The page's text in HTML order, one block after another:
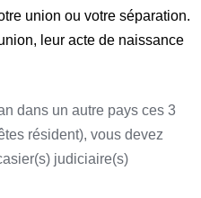
union ou votre séparation.
leur acte de naissance
dans un autre pays ces 3
résident), vous devez
judiciaire(s)